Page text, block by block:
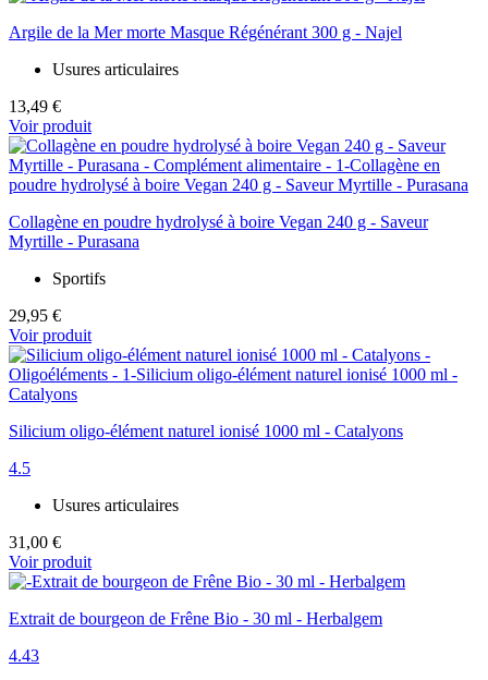
Argile de la Mer morte Masque Régénérant 300 g - Najel
Usures articulaires
13,49 €
Voir produit
Collagène en poudre hydrolysé à boire Vegan 240 g - Saveur
Myrtille - Purasana
Sportifs
29,95 €
Voir produit
Silicium oligo-élément naturel ionisé 1000 ml - Catalyons
4.5
Usures articulaires
31,00 €
Voir produit
Extrait de bourgeon de Frêne Bio - 30 ml - Herbalgem
4.43